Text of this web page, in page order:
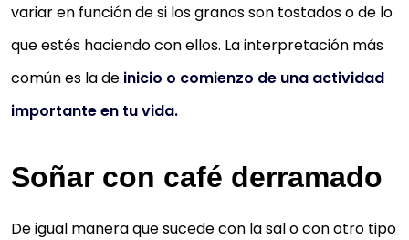
variar en función de si los granos son tostados o de lo
que estés haciendo con ellos. La interpretación más
común es la de inicio o comienzo de una actividad
importante en tu vida.
Soñar con café derramado
De igual manera que sucede con la sal o con otro tipo